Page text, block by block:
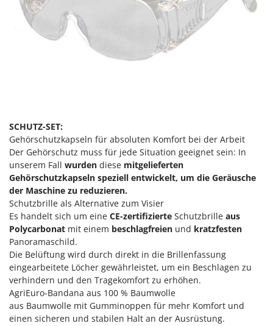
SCHUTZ-SET:
Gehörschutzkapseln für absoluten Komfort bei der Arbeit
Der Gehörschutz muss für jede Situation geeignet sein: In
unserem Fall wurden diese mitgelieferten
Gehörschutzkapseln speziell entwickelt, um die Geräusche
der Maschine zu reduzieren.
Schutzbrille als Alternative zum Visier
Es handelt sich um eine CE-zertifizierte Schutzbrille aus
Polycarbonat mit einem beschlagfreien und kratzfesten
Panoramaschild.
Die Belüftung wird durch direkt in die Brillenfassung
eingearbeitete Löcher gewährleistet, um ein Beschlagen zu
verhindern und den Tragekomfort zu erhöhen.
AgriEuro-Bandana aus 100 % Baumwolle
aus Baumwolle mit Gumminoppen für mehr Komfort und
einen sicheren und stabilen Halt an der Ausrüstung.